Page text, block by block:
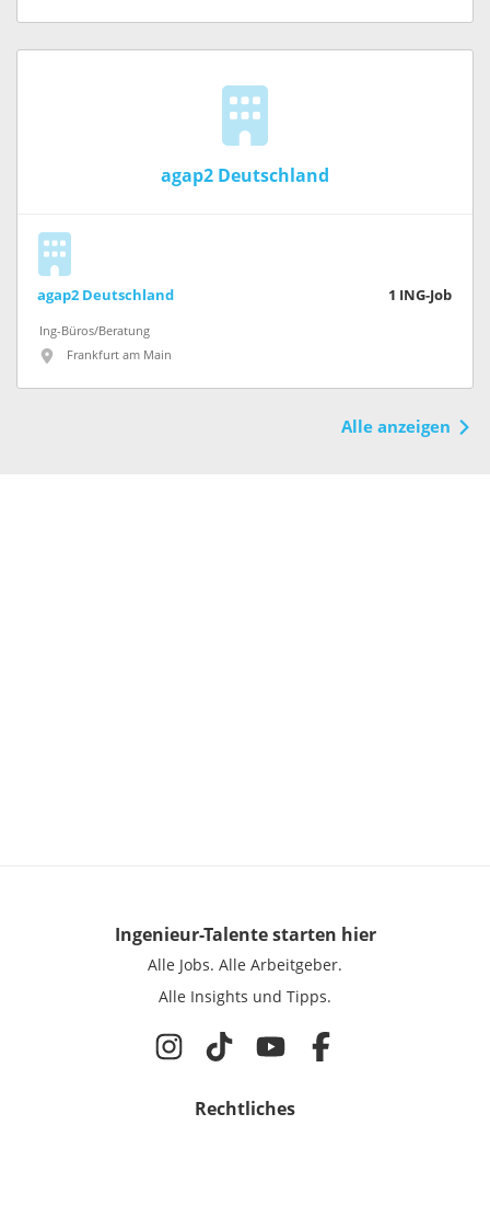
agap2 Deutschland
agap2 Deutschland 1 ING-Job
Ing-Büros/Beratung
Frankfurt am Main
Alle anzeigen
Ingenieur-Talentestarten hier
Alle Jobs. Alle Arbeitgeber.
Alle Insights und Tipps.
Rechtliches